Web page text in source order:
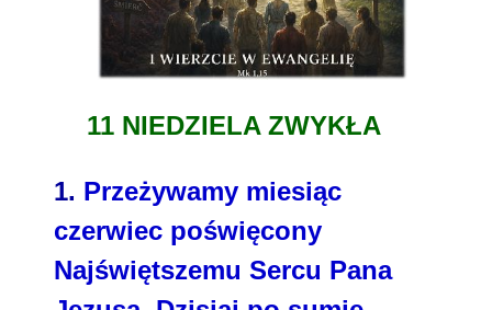
11 NIEDZIELA ZWYKŁA
1. Przeżywamy miesiąc
czerwiec poświęcony
Najświętszemu Sercu Pana